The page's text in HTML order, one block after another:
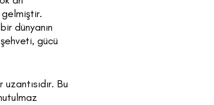
gelmiştir.
dünyanın
gücü
Bu